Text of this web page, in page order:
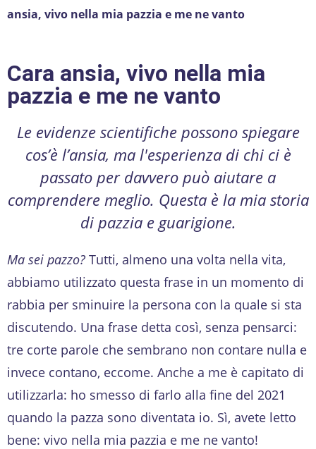
ansia, vivo nella mia pazzia e me ne vanto
Cara ansia, vivo nella mia
pazzia e me ne vanto
Le evidenze scientifiche possono spiegare
cos’è l’ansia, ma l'esperienza di chi ci è
passato per davvero può aiutare a
comprendere meglio. Questa è la mia storia
di pazzia e guarigione.
Ma sei pazzo? Tutti, almeno una volta nella vita,
abbiamo utilizzato questa frase in un momento di
rabbia per sminuire la persona con la quale si sta
discutendo. Una frase detta così, senza pensarci:
tre corte parole che sembrano non contare nulla e
invece contano, eccome. Anche a me è capitato di
utilizzarla: ho smesso di farlo alla fine del 2021
quando la pazza sono diventata io. Sì, avete letto
bene: vivo nella mia pazzia e me ne vanto!